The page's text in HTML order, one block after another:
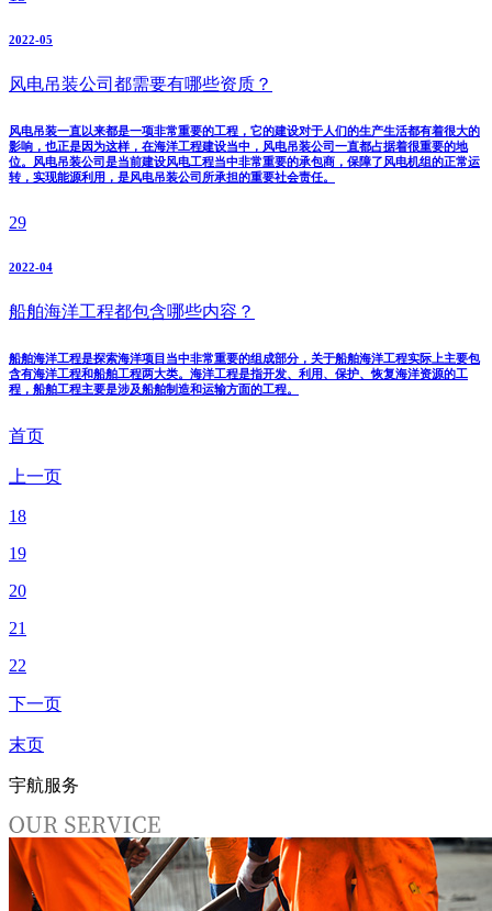
2022-05
风电吊装公司都需要有哪些资质？
风电吊装一直以来都是一项非常重要的工程，它的建设对于人们的生产生活都有着很大的
影响，也正是因为这样，在海洋工程建设当中，风电吊装公司一直都占据着很重要的地
位。风电吊装公司是当前建设风电工程当中非常重要的承包商，保障了风电机组的正常运
转，实现能源利用，是风电吊装公司所承担的重要社会责任。
29
2022-04
船舶海洋工程都包含哪些内容？
船舶海洋工程是探索海洋项目当中非常重要的组成部分，关于船舶海洋工程实际上主要包
含有海洋工程和船舶工程两大类。海洋工程是指开发、利用、保护、恢复海洋资源的工
程，船舶工程主要是涉及船舶制造和运输方面的工程。
首页
上一页
18
19
20
21
22
下一页
末页
宇航服务